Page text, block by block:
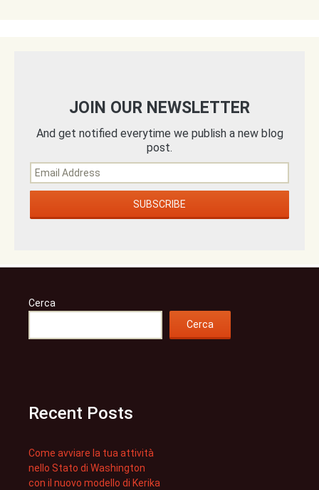
JOIN OUR NEWSLETTER
And get notified everytime we publish a new blog
post.
Cerca
Cerca
Recent Posts
Come avviare la tua attività
nello Stato di Washington
con il nuovo modello di Kerika